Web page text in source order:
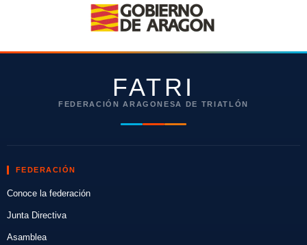
FATRI
FEDERACIÓN ARAGONESA DE TRIATLÓN
FEDERACIÓN
Conoce la federación
Junta Directiva
Asamblea